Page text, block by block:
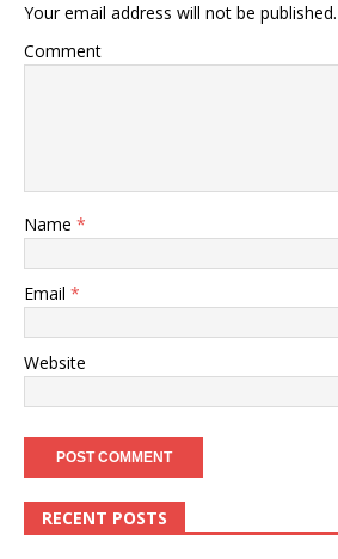
Your email address will not be published.
Comment
Name *
Email *
Website
RECENT POSTS